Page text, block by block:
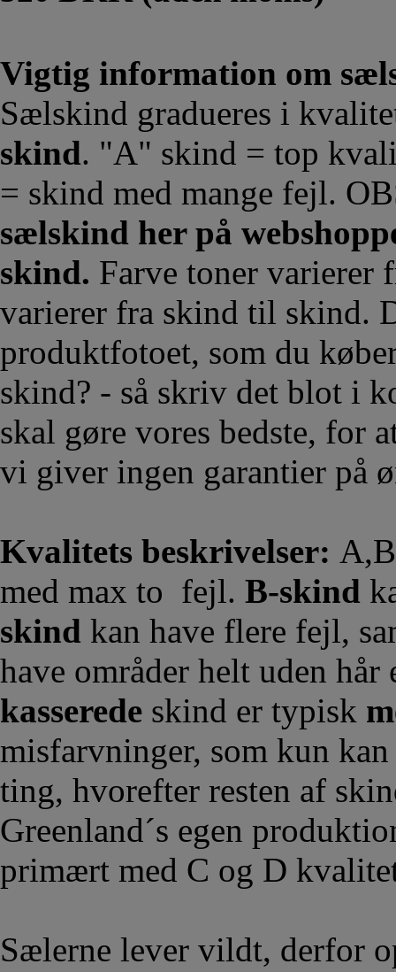
Vigtig information om
Sælskind gradueres i
skind. "A" skind = top
= skind med mange fejl.
sælskind her på
skind. Farve toner varierer
varierer fra skind til skind.
produktfotoet, som du
skind? - så skriv det blot i
skal gøre vores bedste, for
vi giver ingen garantier på
Kvalitets beskrivelser:
med max to fejl. B-skind
skind kan have flere fejl,
have områder helt uden
kasserede skind er typisk
misfarvninger, som kun
ting, hvorefter resten af
Greenland´s egen
primært med C og D
Sælerne lever vildt, derfor